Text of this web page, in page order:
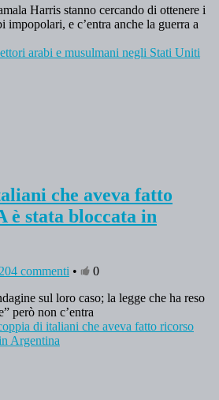
Harris stanno cercando di ottenere i
impopolari, e c’entra anche la guerra a
arabi e musulmani negli Stati Uniti
che aveva fatto
è stata bloccata in
204 commenti •
0
sul loro caso; la legge che ha reso
però non c’entra
di italiani che aveva fatto ricorso
Argentina